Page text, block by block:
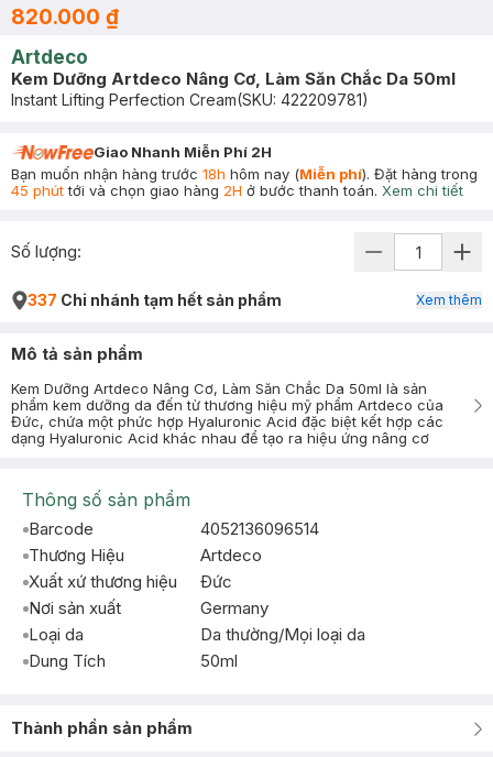
820.000 ₫
Artdeco
Kem Dưỡng Artdeco Nâng Cơ, Làm Săn Chắc Da 50ml
Instant Lifting Perfection Cream(SKU: 422209781)
Giao Nhanh Miễn Phí 2H
Bạn muốn nhận hàng trước 18h hôm nay (Miễn phí). Đặt hàng trong
45 phúttới và chọn giao hàng 2H ở bước thanh toán. Xem chi tiết
Số lượng:
337 Chi nhánh tạm hết sản phẩm Xem thêm
Mô tả sản phẩm
Kem Dưỡng Artdeco Nâng Cơ, Làm Săn Chắc Da 50ml là sản
phẩm kem dưỡng da đến từ thương hiệu mỹ phẩm Artdeco của
Đức, chứa một phức hợp Hyaluronic Acid đặc biệt kết hợp các
dạng Hyaluronic Acid khác nhau để tạo ra hiệu ứng nâng cơ
Thông số sản phẩm
Barcode
4052136096514
Thương Hiệu
Artdeco
Xuất xứ thương hiệu
Ðức
Nơi sản xuất
Germany
Loại da
Da thường/Mọi loại da
Dung Tích
50ml
Thành phần sản phẩm